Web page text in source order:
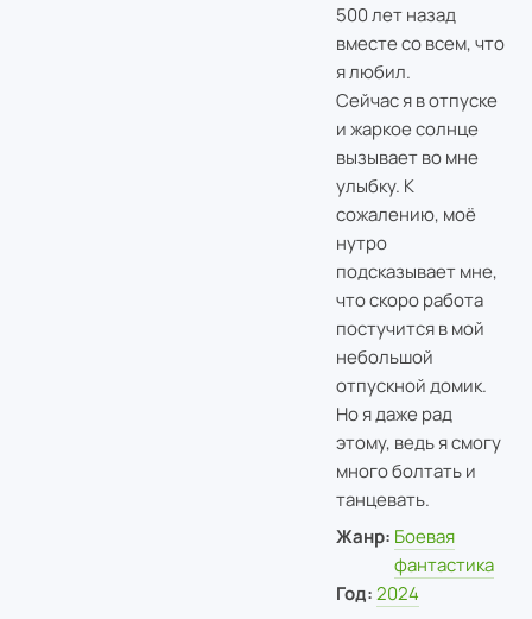
500 лет назад
вместе со всем, что
я любил.
Сейчас я в отпуске
и жаркое солнце
вызывает во мне
улыбку. К
сожалению, моё
нутро
подсказывает мне,
что скоро работа
постучится в мой
небольшой
отпускной домик.
Но я даже рад
этому, ведь я смогу
много болтать и
танцевать.
Жанр: Боевая
фантастика
Год: 2024